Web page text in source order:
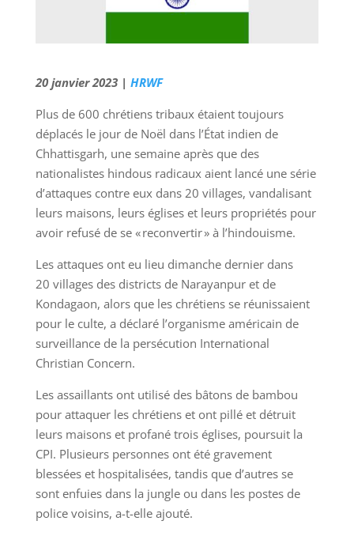
20 janvier 2023 | HRWF
Plus de 600 chrétiens tribaux étaient toujours
déplacés le jour de Noël dans l’État indien de
Chhattisgarh, une semaine après que des
nationalistes hindous radicaux aient lancé une série
d’attaques contre eux dans 20 villages, vandalisant
leurs maisons, leurs églises et leurs propriétés pour
avoir refusé de se « reconvertir » à l’hindouisme.
Les attaques ont eu lieu dimanche dernier dans
20 villages des districts de Narayanpur et de
Kondagaon, alors que les chrétiens se réunissaient
pour le culte, a déclaré l’organisme américain de
surveillance de la persécution International
Christian Concern.
Les assaillants ont utilisé des bâtons de bambou
pour attaquer les chrétiens et ont pillé et détruit
leurs maisons et profané trois églises, poursuit la
CPI. Plusieurs personnes ont été gravement
blessées et hospitalisées, tandis que d’autres se
sont enfuies dans la jungle ou dans les postes de
police voisins, a-t-elle ajouté.